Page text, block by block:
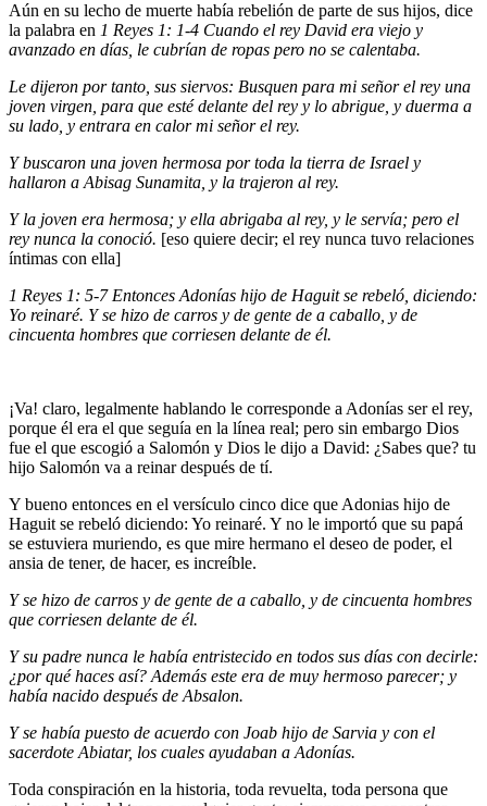
Aún en su lecho de muerte había rebelión de parte de sus hijos, dice
la palabra en 1 Reyes 1: 1-4 Cuando el rey David era viejo y
avanzado en días, le cubrían de ropas pero no se calentaba.
Le dijeron por tanto, sus siervos: Busquen para mi señor el rey una
joven virgen, para que esté delante del rey y lo abrigue, y duerma a
su lado, y entrara en calor mi señor el rey.
Y buscaron una joven hermosa por toda la tierra de Israel y
hallaron a Abisag Sunamita, y la trajeron al rey.
Y la joven era hermosa; y ella abrigaba al rey, y le servía; pero el
rey nunca la conoció. [eso quiere decir; el rey nunca tuvo relaciones
íntimas con ella]
1 Reyes 1: 5-7 Entonces Adonías hijo de Haguit se rebeló, diciendo:
Yo reinaré. Y se hizo de carros y de gente de a caballo, y de
cincuenta hombres que corriesen delante de él.
¡Va! claro, legalmente hablando le corresponde a Adonías ser el rey,
porque él era el que seguía en la línea real; pero sin embargo Dios
fue el que escogió a Salomón y Dios le dijo a David: ¿Sabes que? tu
hijo Salomón va a reinar después de tí.
Y bueno entonces en el versículo cinco dice que Adonias hijo de
Haguit se rebeló diciendo: Yo reinaré. Y no le importó que su papá
se estuviera muriendo, es que mire hermano el deseo de poder, el
ansia de tener, de hacer, es increíble.
Y se hizo de carros y de gente de a caballo, y de cincuenta hombres
que corriesen delante de él.
Y su padre nunca le había entristecido en todos sus días con decirle:
¿por qué haces así? Además este era de muy hermoso parecer; y
había nacido después de Absalon.
Y se había puesto de acuerdo con Joab hijo de Sarvia y con el
sacerdote Abiatar, los cuales ayudaban a Adonías.
Toda conspiración en la historia, toda revuelta, toda persona que